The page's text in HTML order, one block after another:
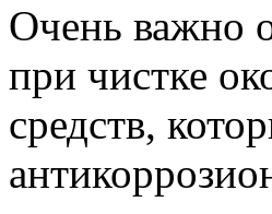
Очень важно
при чистке
средств,